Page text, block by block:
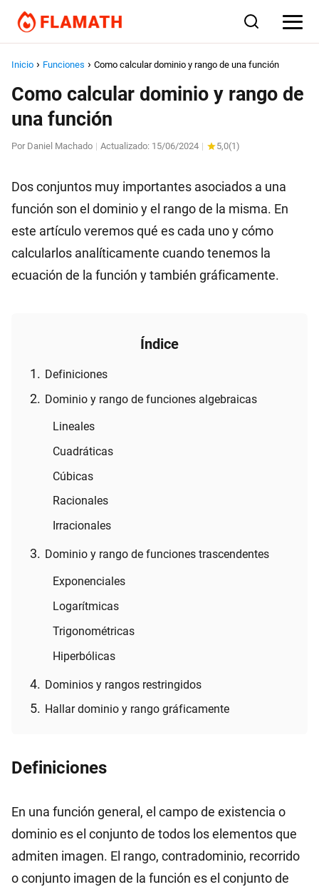
Inicio Funciones Como calcular dominio y rango de una función
Como calcular dominio y rango de
una función
Por Daniel Machado | Actualizado: 15/06/2024 | 5,0(1)
Dos conjuntos muy importantes asociados a una
función son el dominio y el rango de la misma. En
este artículo veremos qué es cada uno y cómo
calcularlos analíticamente cuando tenemos la
ecuación de la función y también gráficamente.
Índice
Definiciones
Dominio y rango de funciones algebraicas
Lineales
Cuadráticas
Cúbicas
Racionales
Irracionales
Dominio y rango de funciones trascendentes
Exponenciales
Logarítmicas
Trigonométricas
Hiperbólicas
Dominios y rangos restringidos
Hallar dominio y rango gráficamente
Definiciones
En una función general, el campo de existencia o
dominio es el conjunto de todos los elementos que
admiten imagen. El rango, contradominio, recorrido
o conjunto imagen de la función es el conjunto de